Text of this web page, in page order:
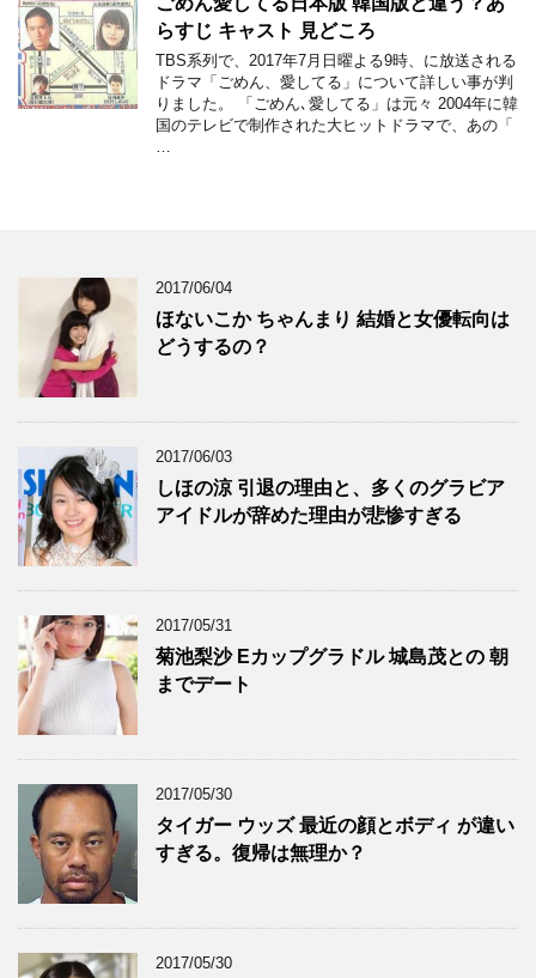
らすじ キャスト 見どころ
TBS系列で、2017年7月日曜よる9時、に放送される
ドラマ「ごめん、愛してる」について詳しい事が判
りました。 「ごめん､愛してる」は元々 2004年に韓
国のテレビで制作された大ヒットドラマで、あの「
…
2017/06/04
ほないこか ちゃんまり 結婚と女優転向は
どうするの？
2017/06/03
しほの涼 引退の理由と、多くのグラビア
アイドルが辞めた理由が悲惨すぎる
2017/05/31
菊池梨沙 Eカップグラドル 城島茂との 朝
までデート
2017/05/30
タイガー ウッズ 最近の顔とボディ が違い
すぎる。復帰は無理か？
2017/05/30